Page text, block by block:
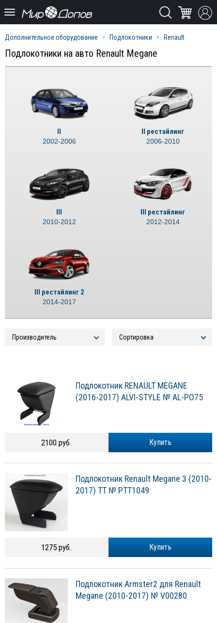
Дополнительное оборудование Подлокотники Renault
Подлокотники на авто Renault Megane
II
2002-2006
II рестайлинг
2006-2010
III
2010-2012
III рестайлинг
2012-2014
III рестайлинг 2
2014-2017
Подлокотник RENAULT MEGANE
(2016-2017) ALVI-STYLE № AL-PO75
Купить
2100 руб.
Подлокотник Renault Megane 3 (2010-
2017) TT № PTT1049
Купить
1275 руб.
Подлокотник Armster2 для Renault
Megane (2010-2017) № V00280